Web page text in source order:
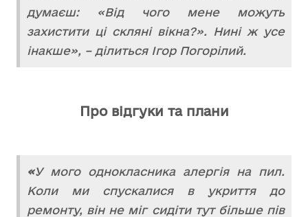
думаєш: «Від чого мене можуть
захистити ці скляні вікна?». Нині ж усе
інакше», – ділиться Ігор Погорілий.
Про відгуки та плани
«У мого однокласника алергія на пил.
Коли ми спускалися в укриття до
ремонту, він не міг сидіти тут більше пів